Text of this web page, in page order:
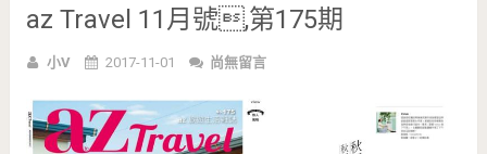
az Travel 11月號,第175期
小V 2017-11-01 尚無留言